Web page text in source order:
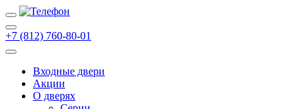
+7 (812) 760-80-01
Входные двери
Акции
О дверях